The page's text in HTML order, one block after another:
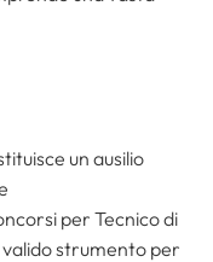
un ausilio
per Tecnico di
valido strumento per